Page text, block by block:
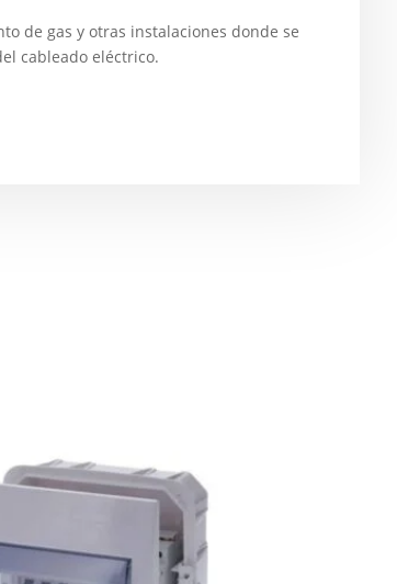
de gas y otras instalaciones donde se
cableado eléctrico.